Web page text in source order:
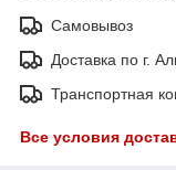
Самовывоз
Доставка по г.
Транспортная
Все условия